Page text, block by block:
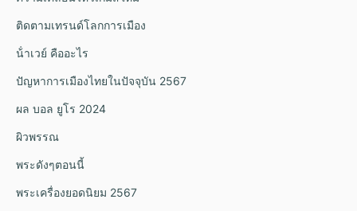
ติดตามเทรนด์โลกการเมือง
น้ําเวย์ คืออะไร
ปัญหาการเมืองไทยในปัจจุบัน 2567
ผล บอล ยูโร 2024
ผิวพรรณ
พระดังๆตอนนี้
พระเครื่องยอดนิยม 2567